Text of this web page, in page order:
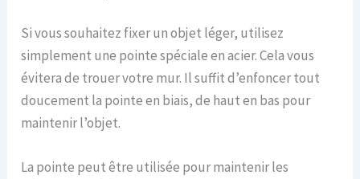
Si vous souhaitez fixer un objet léger, utilisez
simplement une pointe spéciale en acier. Cela vous
évitera de trouer votre mur. Il suffit d’enfoncer tout
doucement la pointe en biais, de haut en bas pour
maintenir l’objet.
La pointe peut être utilisée pour maintenir les